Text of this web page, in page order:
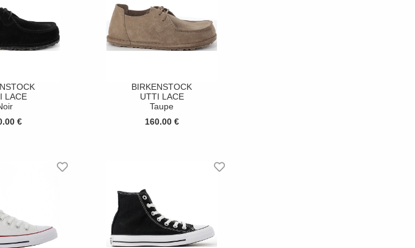
LACE
€
BIRKENSTOCK
UTTI LACE
Taupe
160.00 €